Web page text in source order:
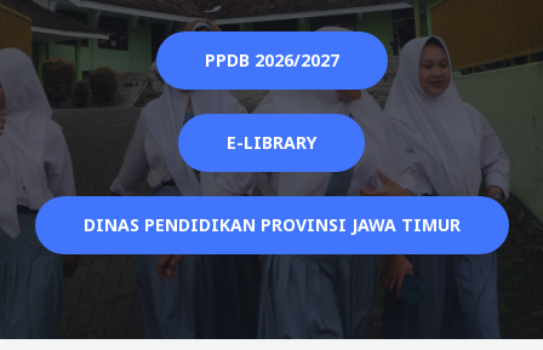
PPDB 2026/2027
E-LIBRARY
DINAS PENDIDIKAN PROVINSI JAWA TIMUR